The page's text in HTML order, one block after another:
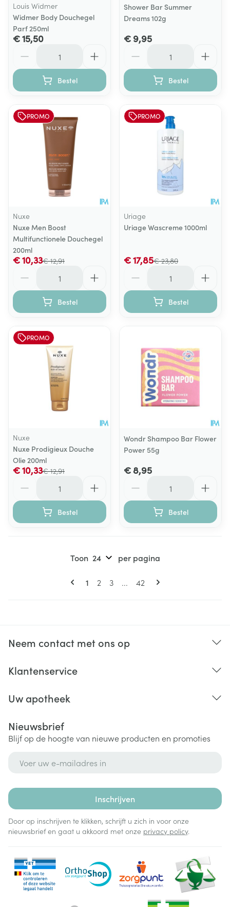
Louis Widmer
Widmer Body Douchegel
Parf 250ml
€ 15,50
Bestel
Shower Bar Summer
Dreams 102g
€ 9,95
Bestel
PROMO
Nuxe
Nuxe Men Boost
Multifunctionele Douchegel
200ml
€ 12,91
€ 10,33
Bestel
PROMO
Uriage
Uriage Wascreme 1000ml
€ 23,80
€ 17,85
Bestel
PROMO
Nuxe
Nuxe Prodigieux Douche
Olie 200ml
€ 12,91
€ 10,33
Bestel
Wondr Shampoo Bar Flower
Power 55g
€ 8,95
Bestel
Pagina's
U lees momenteel pagina
1 Pagina
2 Pagina
3 ... Pagina
42
Toon per pagina
Neem contact met ons op
Klantenservice
Uw apotheek
Nieuwsbrief
Blijf op de hoogte van nieuwe producten en promoties
Inschrijven
Door op inschrijven te klikken, schrijft u zich in voor onze
nieuwsbrief en gaat u akkoord met onze privacy policy.